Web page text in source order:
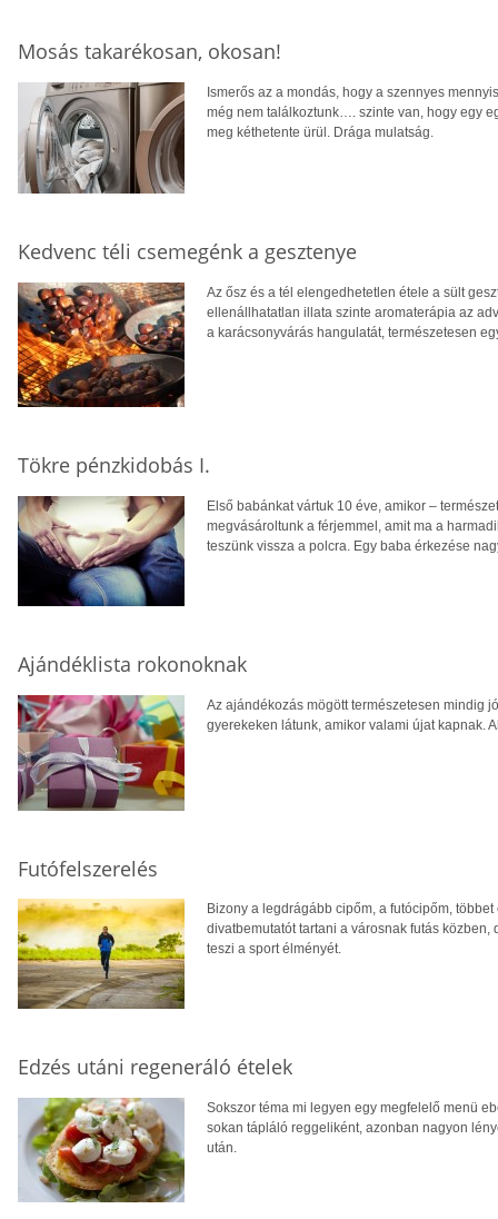
Mosás takarékosan, okosan!
Ismerős az a mondás, hogy a szennyes
még nem találkoztunk…. szinte van, hogy egy
meg kéthetente ürül. Drága mulatság.
Kedvenc téli csemegénk a gesztenye
Az ősz és a tél elengedhetetlen étele a sült
ellenállhatatlan illata szinte aromaterápia az
a karácsonyvárás hangulatát, természetesen
Tökre pénzkidobás I.
Első babánkat vártuk 10 éve, amikor –
megvásároltunk a férjemmel, amit ma a
teszünk vissza a polcra. Egy baba érkezése
Ajándéklista rokonoknak
Az ajándékozás mögött természetesen mindig
gyerekeken látunk, amikor valami újat kapnak.
Futófelszerelés
Bizony a legdrágább cipőm, a futócipőm,
divatbemutatót tartani a városnak futás
teszi a sport élményét.
Edzés utáni regeneráló ételek
Sokszor téma mi legyen egy megfelelő menü
sokan tápláló reggeliként, azonban nagyon
után.